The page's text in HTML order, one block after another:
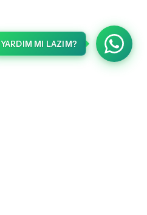
YARDIM MI LAZIM?